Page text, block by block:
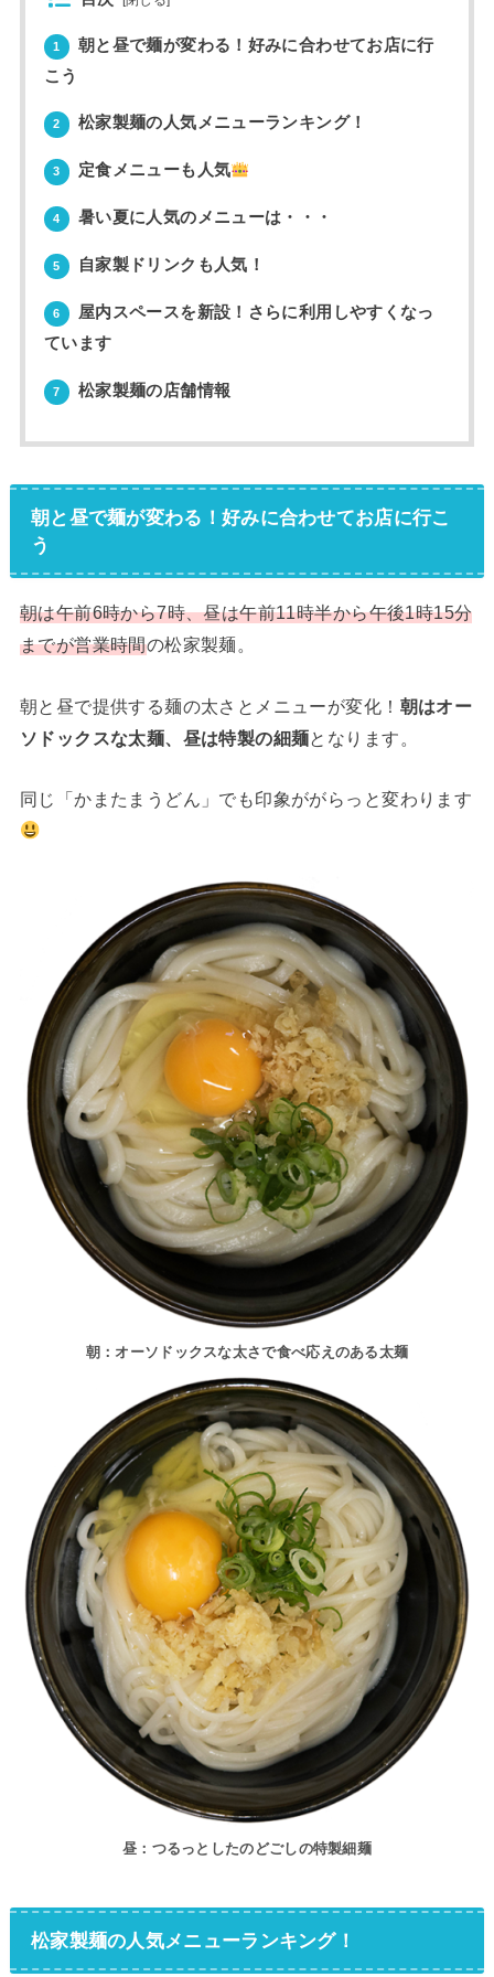
1
朝と昼で麺が変わる！好みに合わせてお店に行
こう
2 松家製麺の人気メニューランキング！
3 定食メニューも人気
4 暑い夏に人気のメニューは・・・
5 自家製ドリンクも人気！
6
屋内スペースを新設！さらに利用しやすくなっ
ています
7 松家製麺の店舗情報
朝と昼で麺が変わる！好みに合わせてお店に行こ
う
朝は午前6時から7時、昼は午前11時半から午後1時15分
までが営業時間の松家製麺。
朝と昼で提供する麺の太さとメニューが変化！ 朝はオー
ソドックスな太麺、昼は特製の細麺となります。
同じ「かまたまうどん」でも印象ががらっと変わります
朝：オーソドックスな太さで食べ応えのある太麺
昼：つるっとしたのどごしの特製細麺
松家製麺の人気メニューランキング！